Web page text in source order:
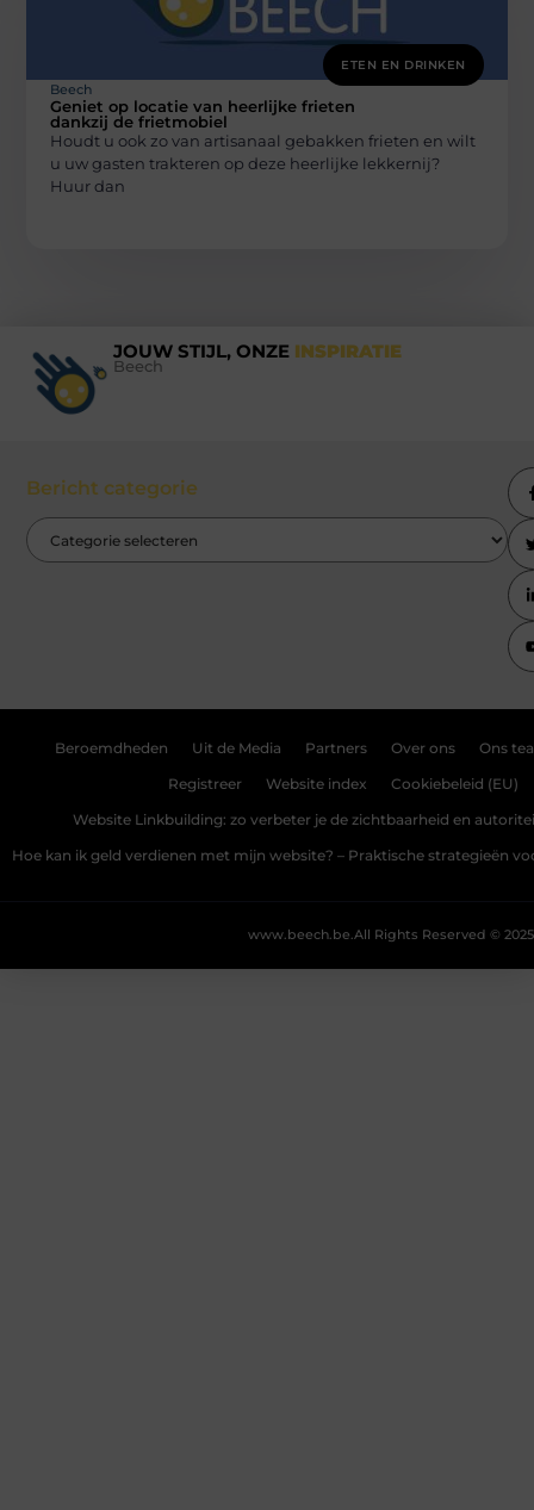
ETEN EN DRINKEN
Beech
Geniet op locatie van heerlijke frieten
dankzij de frietmobiel
Houdt u ook zo van artisanaal gebakken frieten en wilt
u uw gasten trakteren op deze heerlijke lekkernij?
Huur dan
JOUW STIJL, ONZE INSPIRATIE
Beech
Bericht categorie
Beroemdheden Uit de Media Partners Over ons Ons
Registreer Website index Cookiebeleid (EU)
Website Linkbuilding: zo verbeter je de zichtbaarheid en
Hoe kan ik geld verdienen met mijn website? – Praktische strategieën
All Rights Reserved © 2025
www.beech.be.